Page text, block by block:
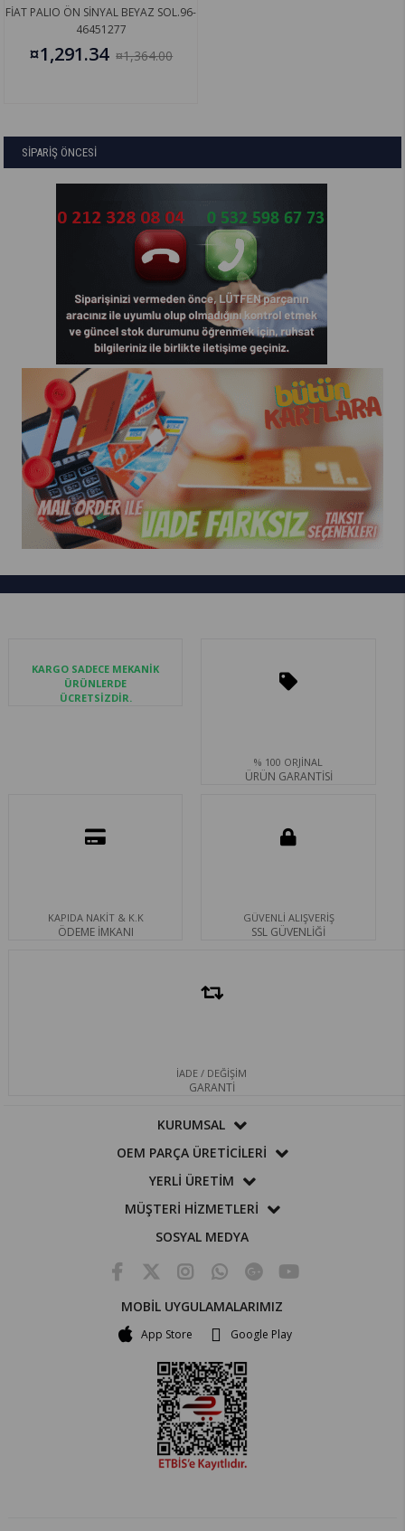
FİAT PALIO ÖN SİNYAL BEYAZ SOL.96-
46451277
¤1,291.34 ¤1,364.00
SİPARİŞ ÖNCESİ
KARGO SADECE MEKANİK
ÜRÜNLERDE
ÜCRETSİZDİR.
% 100 ORJİNAL
ÜRÜN GARANTİSİ
KAPIDA NAKİT & K.K
ÖDEME İMKANI
GÜVENLİ ALIŞVERİŞ
SSL GÜVENLİĞİ
İADE / DEĞİŞİM
GARANTİ
KURUMSAL
OEM PARÇA ÜRETİCİLERİ
YERLİ ÜRETİM
MÜŞTERİ HİZMETLERİ
SOSYAL MEDYA
MOBİL UYGULAMALARIMIZ
App Store Google Play